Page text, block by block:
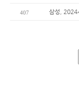
407 삼성, 2024